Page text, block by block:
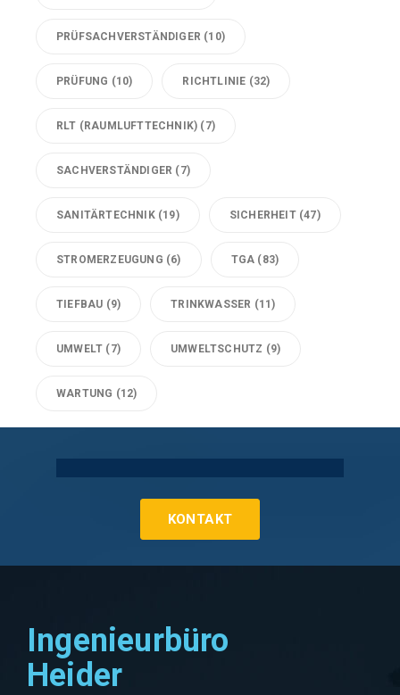
PRÜFSACHVERSTÄNDIGER (10)
PRÜFUNG (10) RICHTLINIE (32)
RLT (RAUMLUFTTECHNIK) (7)
SACHVERSTÄNDIGER (7)
SANITÄRTECHNIK(19) SICHERHEIT(47)
STROMERZEUGUNG (6) TGA (83)
TIEFBAU (9) TRINKWASSER (11)
UMWELT (7) UMWELTSCHUTZ (9)
WARTUNG (12)
KONTAKT
Ingenieurbüro
Heider